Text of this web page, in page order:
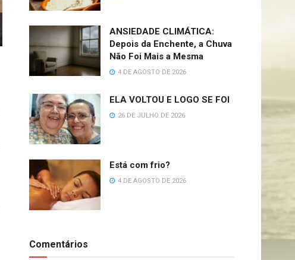
ANSIEDADE CLIMÁTICA:
Depois da Enchente, a Chuva
Não Foi Mais a Mesma
4 DE AGOSTO DE 2026
ELA VOLTOU E LOGO SE FOI
26 DE JULHO DE 2026
Está com frio?
4 DE AGOSTO DE 2026
Comentários